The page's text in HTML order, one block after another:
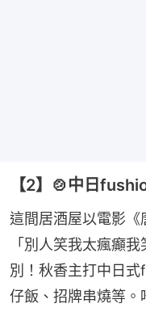
【2】🍲中日
這間居酒屋以電影《
「別人笑我太瘋癲
別！秋香主打中日
仔飯、招牌串燒等。